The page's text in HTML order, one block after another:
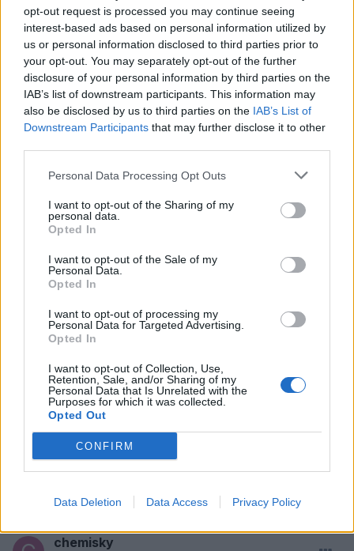
opt-out request is processed you may continue seeing
interest-based ads based on personal information utilized by
us or personal information disclosed to third parties prior to
your opt-out. You may separately opt-out of the further
disclosure of your personal information by third parties on the
IAB’s list of downstream participants. This information may
also be disclosed by us to third parties on the IAB’s List of
Downstream Participants that may further disclose it to other
Personal Data Processing Opt Outs
I want to opt-out of the Sharing of my
personal data.
Opted In
I want to opt-out of the Sale of my
Personal Data.
Opted In
I want to opt-out of processing my
Personal Data for Targeted Advertising.
Opted In
I want to opt-out of Collection, Use,
Retention, Sale, and/or Sharing of my
Personal Data that Is Unrelated with the
Purposes for which it was collected.
Opted Out
CONFIRM
Data Deletion Data Access Privacy Policy
que te pasa a ti del volante si que me desgasto la rueda derecha
completamente, pero la izquierda seguia como nueva, asi que es
facil que lo que te ocurre sea por los brazos de suspension como
te han dicho. Un saludo.
Responder
pdiazmenendez
De nuevo aquí,
juego, pero lo malo es que el coche sigue haciendo lo mismo:
suspensión abajo volante recto; suspensión elevada volante un
desesperado porque ya no sé que hacer, me comenta el
mecánico que puede ser la mangueta del amortiguador??? y que
intentará variar el avance y la caída a través de alineación de
dirección???'
ALGUIEN PUEDE ECHARME UN CABLE CON ESTE TEMA ? MUCHAS
GRACIAS, estoy a punto de vender el coche porque no puede
chemisky